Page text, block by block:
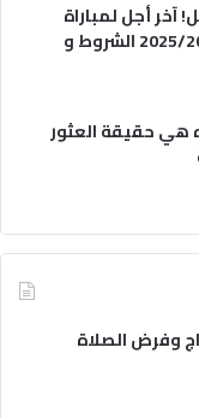
آخر أجل لمباراة
القوات المساعدة 2025/2024 الشروط و
هي حقيقة العثور
وفرض الصلاة